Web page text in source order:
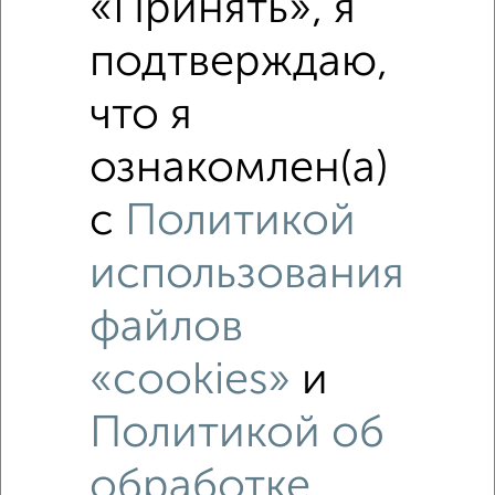
Рядом, с меньшей ценой
Недалеко от Лазарева 31А с ценой ниже
Комната в общежитии, 11м², 6/9 этаж
«Принять», я
подтверждаю,
что я
ознакомлен(а)
с Политикой
использования
файлов
«cookies» и
Политикой об